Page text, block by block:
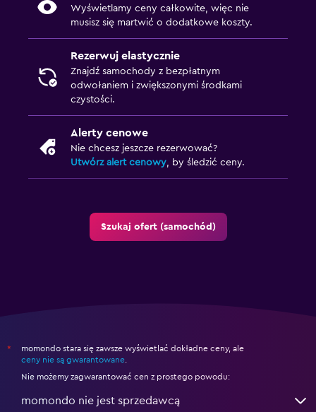
Wyświetlamy ceny całkowite, więc nie
musisz się martwić o dodatkowe koszty.
Rezerwuj elastycznie
Znajdź samochody z bezpłatnym
odwołaniem i zwiększonymi środkami
czystości.
Alerty cenowe
Nie chcesz jeszcze rezerwować?
Utwórz alert cenowy, by śledzić ceny.
Szukaj ofert (samochód)
*
momondo stara się zawsze wyświetlać dokładne ceny, ale
ceny nie są gwarantowane.
Nie możemy zagwarantować cen z prostego powodu:
momondo nie jest sprzedawcą